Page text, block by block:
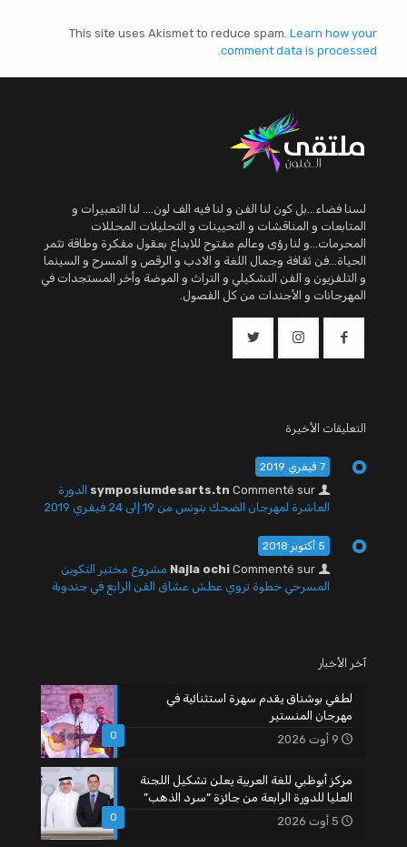
This site uses Akismet to reduce spam. Learn how your
comment data is processed.
لسنا فضاء...بل كون لنا الفن و لنا فيه الف لون.... لنا التعبيرات و
المتابعات و المناقشات و التحيينات و التحليلات المحللات
المحرمات...و لنا رؤى وعالم مفتوح للابداع بعقول مفكرة وطاقة تثمر
الحياة...فن ثقافة وجمال اللغة و الادب و الرقص و المسرح و السينما
و التلفزيون و الفن التشكيلي و التراث و الموضة وأخر المستجدات في
المهرجانات و الأجندات من كل الفصول.
التعليقات الأخيرة
7 فيفري 2019
symposiumdesarts.tn Commenté sur
الدورة
العاشرة لمهرجان الضحك بتونس من 19 إلى 24 فيفري 2019
5 أكتوبر 2018
Najla ochi Commenté sur
مشروع مختبر التكوين
المسرحي خطوة تروي عطش عشاق الفن الرابع في جندوبة
آخر الأخبار
0
لطفي بوشناق يقدم سهرة استثنائية في
مهرجان المنستير
9 أوت 2026
0
مركز أبوظبي للغة العربية يعلن تشكيل اللجنة
العليا للدورة الرابعة من جائزة “سرد الذهب”
5 أوت 2026